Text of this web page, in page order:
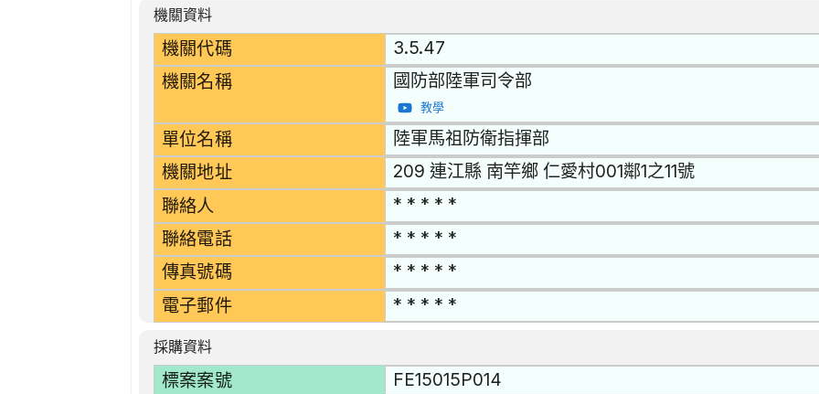
招標公告詳細內容
機關資料
機關代碼 3.5.47
機關名稱 國防部陸軍司令部
教學
單位名稱 陸軍馬祖防衛指揮部
機關地址 209 連江縣 南竿鄉 仁愛村001鄰1之11號
聯絡人 * * * * *
聯絡電話 * * * * *
傳真號碼 * * * * *
電子郵件 * * * * *
採購資料
標案案號 FE15015P014